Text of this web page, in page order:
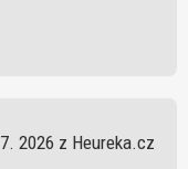
2026 z Heureka.cz